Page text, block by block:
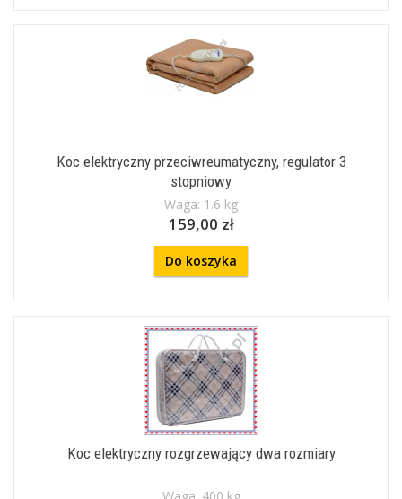
Koc elektryczny przeciwreumatyczny, regulator 3
stopniowy
Waga: 1.6 kg
159,00 zł
Do koszyka
Koc elektryczny rozgrzewający dwa rozmiary